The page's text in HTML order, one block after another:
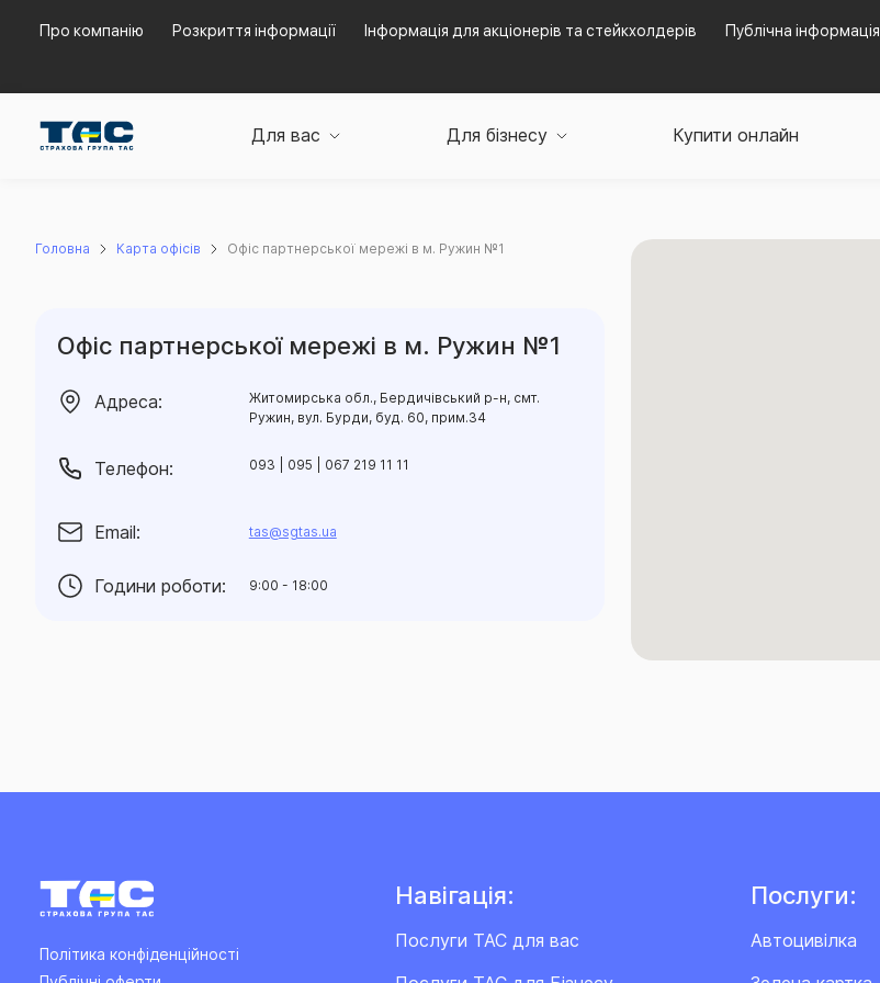
Про компанію Розкриття інформації Інформація для акціонерів та стейкхолдерів Публічна інформація
Для вас Для бізнесу Купити онлайн
Головна Карта офісів Офіс партнерської мережі в м. Ружин №1
Офіс партнерської мережі в м. Ружин №1
Адреса:
Житомирська обл., Бердичівський р-н, смт.
Ружин, вул. Бурди, буд. 60, прим.34
Телефон: 093 | 095 | 067 219 11 11
Email: tas@sgtas.ua
Години роботи: 9:00 - 18:00
Політика конфіденційності
Навігація:
Послуги ТАС для вас
Послуги:
Автоцивілка